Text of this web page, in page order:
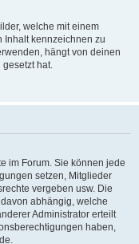
welche mit einem
Inhalt kennzeichnen zu
hängt von deinen
hat.
im Forum. Sie können jede
setzen, Mitglieder
vergeben usw. Die
abhängig, welche
Administrator erteilt
haben,